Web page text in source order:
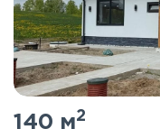
140 м2